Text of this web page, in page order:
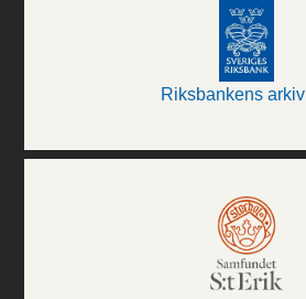
Riksbankens arkiv